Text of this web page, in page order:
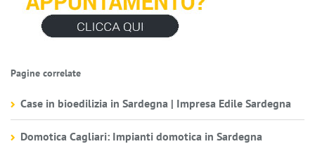
Pagine correlate
Case in bioedilizia in Sardegna | Impresa Edile Sardegna
Domotica Cagliari: Impianti domotica in Sardegna